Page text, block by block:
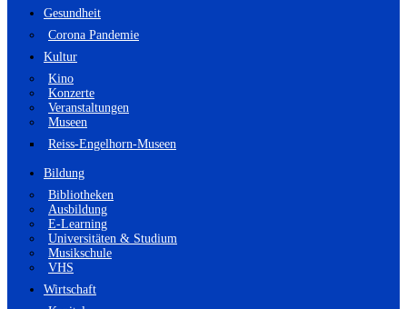
Gesundheit
Corona Pandemie
Kultur
Kino
Konzerte
Veranstaltungen
Museen
Reiss-Engelhorn-Museen
Bildung
Bibliotheken
Ausbildung
E-Learning
Universitäten & Studium
Musikschule
VHS
Wirtschaft